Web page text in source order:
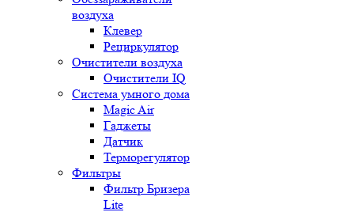
воздуха
Клевер
Рециркулятор
Очистители воздуха
Очистители IQ
Система умного дома
Magic Air
Гаджеты
Датчик
Терморегулятор
Фильтры
Фильтр Бризера
Lite